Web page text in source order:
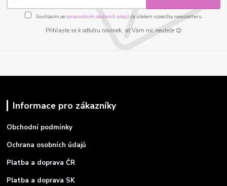
Souhlasím se zpracováním osobních údajůza účelem rozesílky newsletteru.
Přihlaste se k odběru novinek, ať Vám nic neuteče 😊
Informace pro zákazníky
Obchodní podmínky
Ochrana osobních údajů
Platba a doprava ČR
Platba a doprava SK